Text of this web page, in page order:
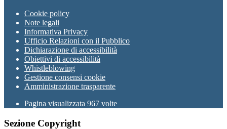
Cookie policy
Note legali
Informativa Privacy
Ufficio Relazioni con il Pubblico
Dichiarazione di accessibilità
Obiettivi di accessibilità
Whistleblowing
Gestione consensi cookie
Amministrazione trasparente
Pagina visualizzata 967 volte
Sezione Copyright